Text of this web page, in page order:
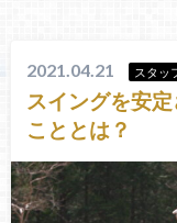
2021.04.21 スタッ
スイングを安
こととは？